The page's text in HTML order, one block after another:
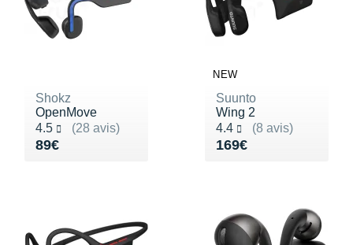
Shokz
OpenMove
4.5
(28 avis)
Noté 4.5 sur 5
89€
Vendu 89€
NEW
Suunto
Wing 2
4.4
(8 avis)
Noté 4.4 sur 5
169€
Vendu 169€